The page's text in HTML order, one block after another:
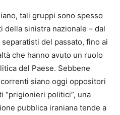
tali gruppi sono spesso
sinistra nazionale – dal
del passato, fino ai
che hanno avuto un ruolo
del Paese. Sebbene
siano oggi oppositori
“prigionieri politici”, una
pubblica iraniana tende a